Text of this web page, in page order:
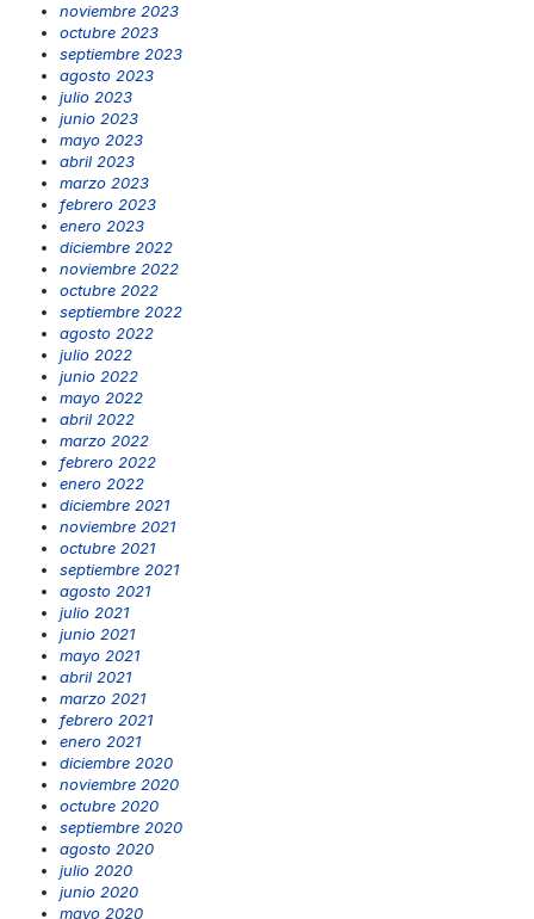
noviembre 2023
octubre 2023
septiembre 2023
agosto 2023
julio 2023
junio 2023
mayo 2023
abril 2023
marzo 2023
febrero 2023
enero 2023
diciembre 2022
noviembre 2022
octubre 2022
septiembre 2022
agosto 2022
julio 2022
junio 2022
mayo 2022
abril 2022
marzo 2022
febrero 2022
enero 2022
diciembre 2021
noviembre 2021
octubre 2021
septiembre 2021
agosto 2021
julio 2021
junio 2021
mayo 2021
abril 2021
marzo 2021
febrero 2021
enero 2021
diciembre 2020
noviembre 2020
octubre 2020
septiembre 2020
agosto 2020
julio 2020
junio 2020
mayo 2020